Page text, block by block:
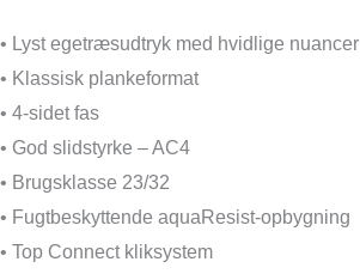
• Lyst egetræsudtryk med hvidlige nuancer
• Klassisk plankeformat
• 4-sidet fas
• God slidstyrke – AC4
• Brugsklasse 23/32
• Fugtbeskyttende aquaResist-opbygning
• Top Connect kliksystem